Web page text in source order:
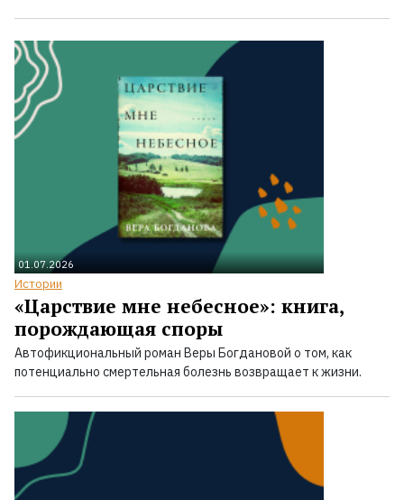
01.07.2026
Истории
«Царствие мне небесное»: книга,
порождающая споры
Автофикциональный роман Веры Богдановой о том, как
потенциально смертельная болезнь возвращает к жизни.